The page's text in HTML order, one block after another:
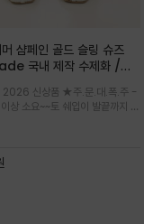
샴페인 골드 슬링 슈즈
국내 제작 수제화 /은
는 슬링백 플랫슈
신상품 ★주.문.대.폭.주 -
상 소요~~토 쉐입이 발끝까지 세
이직한 컬러감으로 높은 활용도
울리는 활2